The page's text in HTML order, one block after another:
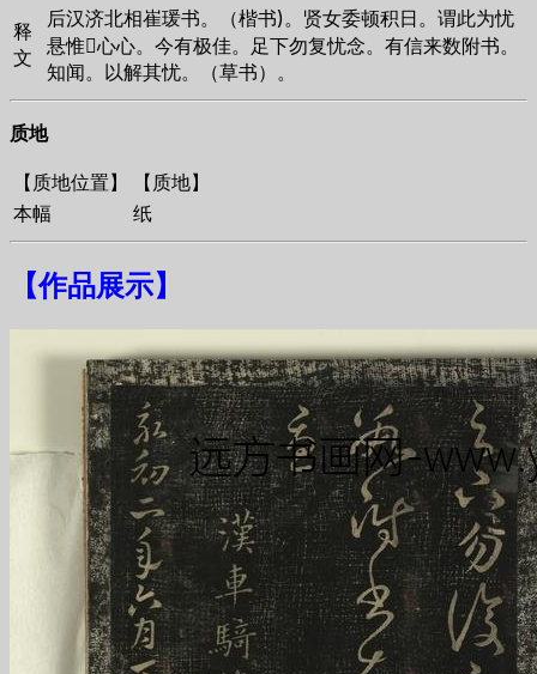
释
文
后汉济北相崔瑗书。（楷书)。贤女委顿积日。谓此为忧
悬惟心心。今有极佳。足下勿复忧念。有信来数附书。
知闻。以解其忧。（草书）。
质地
【质地位置】
【质地】
本幅
纸
【作品展示】